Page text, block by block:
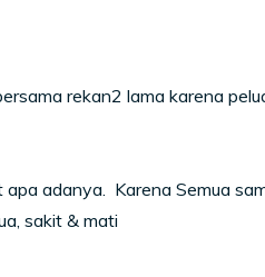
rekan2 lama karena
adanya. Karena Semua
sakit & mati